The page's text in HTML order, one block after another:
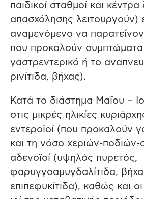
παιδικοί σταθμοί και κέντρα
απασχόλησης λειτουργούν)
αναμενόμενο να
που προκαλούν
γαστρεντερικό ή το
ρινίτιδα, βήχας).
Κατά το διάστημα Μαΐου –
στις μικρές ηλικίες
εντεροϊοί (που προκαλούν
και τη νόσο χεριών-ποδιών-
αδενοϊοί (υψηλός πυρετός,
φαρυγγοαμυγδαλίτιδα,
επιπεφυκίτιδα), καθώς και